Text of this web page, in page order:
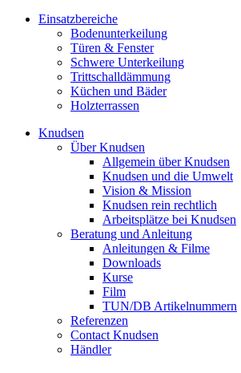
Einsatzbereiche
Bodenunterkeilung
Türen & Fenster
Schwere Unterkeilung
Trittschalldämmung
Küchen und Bäder
Holzterrassen
Knudsen
Über Knudsen
Allgemein über Knudsen
Knudsen und die Umwelt
Vision & Mission
Knudsen rein rechtlich
Arbeitsplätze bei Knudsen
Beratung und Anleitung
Anleitungen & Filme
Downloads
Kurse
Film
TUN/DB Artikelnummern
Referenzen
Contact Knudsen
Händler